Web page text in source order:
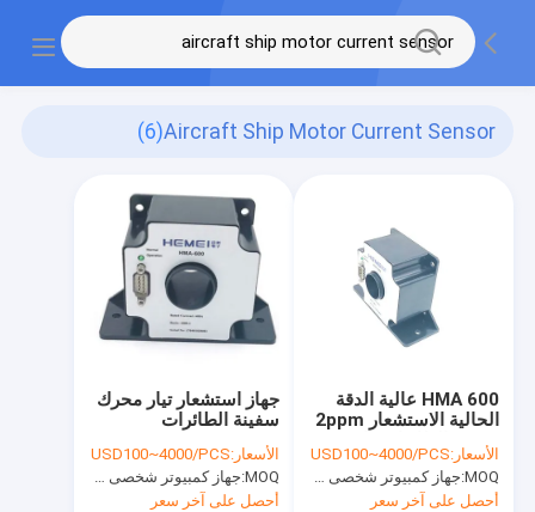
Aircraft Ship Motor Current Sensor
(6)
جهاز استشعار تيار محرك
سفينة الطائرات
الأسعار:USD100~4000/PCS
MOQ: جهاز كمبيوتر شخصى 1000
أحصل على آخر سعر
HMA 600 عالية الدقة
الحالية الاستشعار 2ppm
سفينة الطائرات ذات
النطاق العريض
الأسعار:USD100~4000/PCS
MOQ: جهاز كمبيوتر شخصى 1000
أحصل على آخر سعر